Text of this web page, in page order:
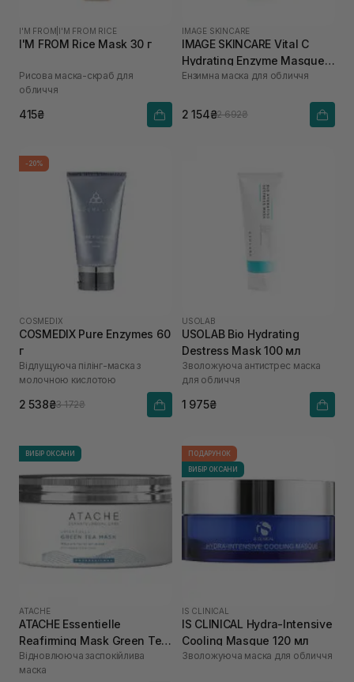
I'M FROM I'M FROM RICE
I'M FROM Rice Mask 30 г
Рисова маска-скраб для
обличчя
415₴
IMAGE SKINCARE
IMAGE SKINCARE Vital C
Hydrating Enzyme Masque
57 г
Ензимна маска для обличчя
2 154₴2 692₴
-20%
COSMEDIX
COSMEDIX Pure Enzymes 60
г
Відлущуюча пілінг-маска з
молочною кислотою
2 538₴3 172₴
USOLAB
USOLAB Bio Hydrating
Destress Mask 100 мл
Зволожуюча антистрес маска
для обличчя
1 975₴
ВИБІР ОКСАНИ
ATACHE
ATACHE Essentielle
Reafirming Mask Green Tea
200 мл
Відновлююча заспокійлива
маска
ПОДАРУНОК
ВИБІР ОКСАНИ
IS CLINICAL
IS CLINICAL Hydra-Intensive
Cooling Masque 120 мл
Зволожуюча маска для обличчя